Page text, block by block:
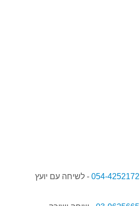
054-4252172 - לשיחה עם יועץ